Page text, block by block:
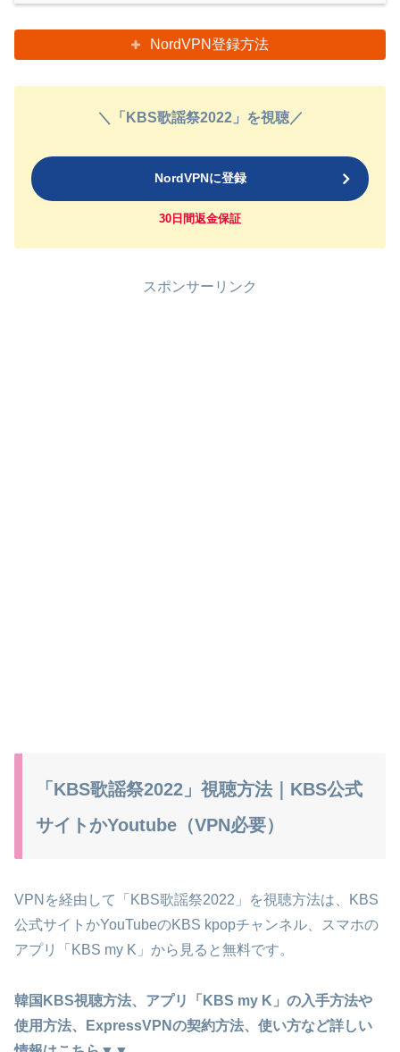
NordVPN登録方法
＼「KBS歌謡祭2022」を視聴／
NordVPNに登録
30日間返金保証
スポンサーリンク
「KBS歌謡祭2022」視聴方法｜KBS公式
サイトかYoutube（VPN必要）
VPNを経由して「KBS歌謡祭2022」を視聴方法は、KBS
公式サイトかYouTubeのKBS kpopチャンネル、スマホの
アプリ「KBS my K」から見ると無料です。
韓国KBS視聴方法、アプリ「KBS my K」の入手方法や
使用方法、ExpressVPNの契約方法、使い方など詳しい